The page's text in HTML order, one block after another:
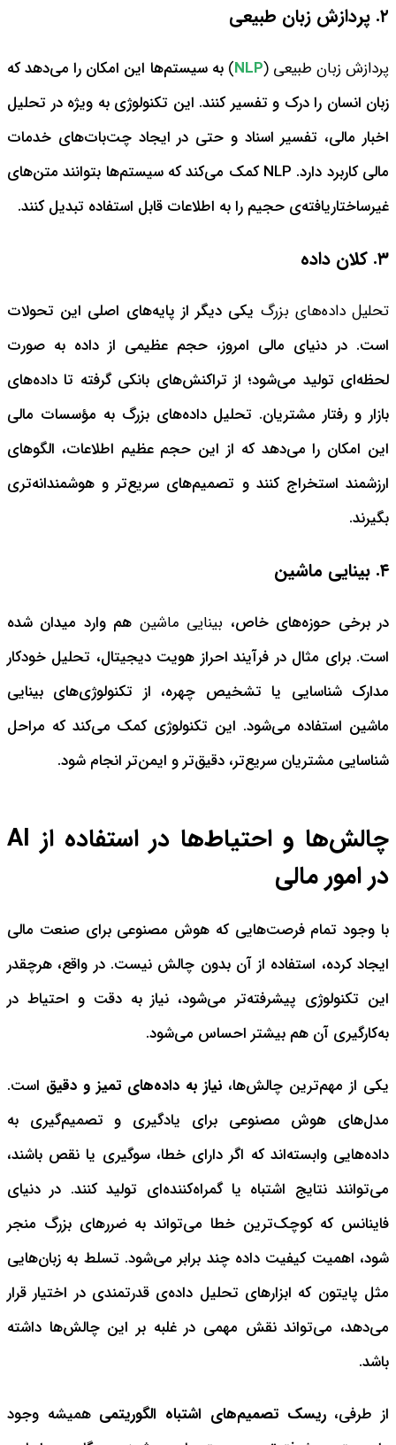
۲. پردازش زبان طبیعی
پردازش زبان طبیعی (NLP
) به سیستم‌ها این امکان را می‌دهد که
زبان انسان را درک و تفسیر کنند. این تکنولوژی به ویژه در تحلیل
اخبار مالی، تفسیر اسناد و حتی در ایجاد چت‌بات‌های خدمات
مالی کاربرد دارد. NLP کمک می‌کند که سیستم‌ها بتوانند متن‌های
غیرساختاریافته‌ی حجیم را به اطلاعات قابل استفاده تبدیل کنند.
۳. کلان داده
تحلیل داده‌های بزرگ یکی دیگر از پایه‌های اصلی این تحولات
است. در دنیای مالی امروز، حجم عظیمی از داده به صورت
لحظه‌ای تولید می‌شود؛ از تراکنش‌های بانکی گرفته تا داده‌های
بازار و رفتار مشتریان. تحلیل داده‌های بزرگ به مؤسسات مالی
این امکان را می‌دهد که از این حجم عظیم اطلاعات، الگوهای
ارزشمند استخراج کنند و تصمیم‌های سریع‌تر و هوشمندانه‌تری
بگیرند.
۴. بینایی ماشین
در برخی حوزه‌های خاص، بینایی ماشین هم وارد میدان شده
است. برای مثال در فرآیند احراز هویت دیجیتال، تحلیل خودکار
مدارک شناسایی یا تشخیص چهره، از تکنولوژی‌های بینایی
ماشین استفاده می‌شود. این تکنولوژی کمک می‌کند که مراحل
شناسایی مشتریان سریع‌تر، دقیق‌تر و ایمن‌تر انجام شود.
چالش‌ها و احتیاط‌ها در استفاده از AI
در امور مالی
با وجود تمام فرصت‌هایی که هوش مصنوعی برای صنعت مالی
ایجاد کرده، استفاده از آن بدون چالش نیست. در واقع، هرچقدر
این تکنولوژی پیشرفته‌تر می‌شود، نیاز به دقت و احتیاط در
به‌کارگیری آن هم بیشتر احساس می‌شود.
یکی از مهم‌ترین چالش‌ها، نیاز به داده‌های تمیز و دقیق است.
مدل‌های هوش مصنوعی برای یادگیری و تصمیم‌گیری به
داده‌هایی وابسته‌اند که اگر دارای خطا، سوگیری یا نقص باشند،
می‌توانند نتایج اشتباه یا گمراه‌کننده‌ای تولید کنند. در دنیای
فاینانس که کوچک‌ترین خطا می‌تواند به ضررهای بزرگ منجر
شود، اهمیت کیفیت داده چند برابر می‌شود. تسلط به زبان‌هایی
مثل پایتون که ابزارهای تحلیل داده‌ی قدرتمندی در اختیار قرار
می‌دهد، می‌تواند نقش مهمی در غلبه بر این چالش‌ها داشته
باشد.
از طرفی،ریسک تصمیم‌های اشتباه الگوریتمی همیشه وجود